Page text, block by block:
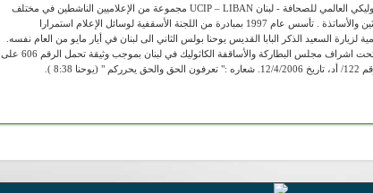
والحقيقة . يضم الإتحاد الكاثوليكي العالمي للصحافة - لبنان UCIP – LIBAN مجموعة من الإعلاميين الناشطين في مختلف
الوسائل الإعلامية ومن الباحثين والأساتذة . تأسس عام 1997 بمبادرة من اللجنة الأسقفية لوسائل الإعلام استمرارا
لزيارة السعيد الذكر البابا القديس يوحنا بولس الثاني الى لبنان في أيار مايو من العام نفسه.
"أوسيب لبنان" يعمل رسميا تحت اشراف مجلس البطاركة والأساقفة الكاثوليك في لبنان بموجب وثيقة تحمل الرقم 606 على